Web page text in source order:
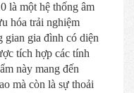
là một hệ thống âm
hóa trải nghiệm
gian gia đình có diện
tích hợp các tính
này mang đến
mà còn là sự thoải